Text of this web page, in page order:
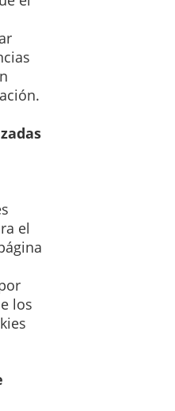
el
los